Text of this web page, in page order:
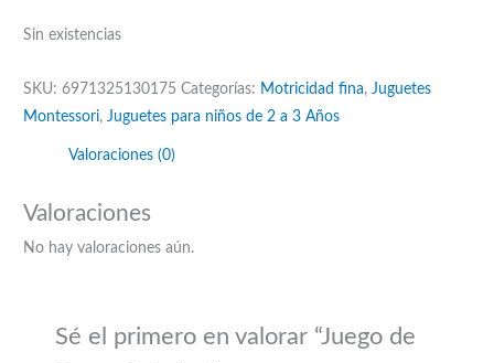
Sin existencias
SKU:6971325130175 Categorías: Motricidad fina,Juguetes
Montessori,Juguetes para niños de 2 a 3 Años
Valoraciones (0)
Valoraciones
No hay valoraciones aún.
Sé el primero en valorar “Juego de